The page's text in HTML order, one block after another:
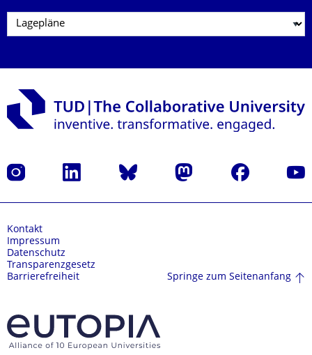
Instagram LinkedIn Bluesky Mastodon Facebook
Kontakt
Impressum
Datenschutz
Transparenzgesetz
Barrierefreiheit
Springe zum Seitenanfang